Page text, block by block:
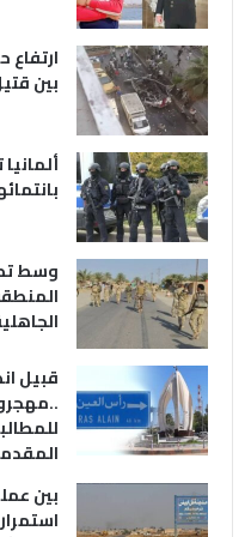
بين
وسط
قبيل
بين